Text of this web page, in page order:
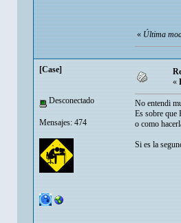
«Última
[Case]
Desconectado
Mensajes: 474
«
No entendi
Es sobre que
o como
Si es la